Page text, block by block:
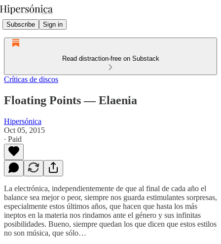
Subscribe Sign in
Read distraction-free on Substack
Críticas de discos
Floating Points — Elaenia
Hipersónica
Oct 05, 2015
∙ Paid
La electrónica, independientemente de que al final de cada año el
balance sea mejor o peor, siempre nos guarda estimulantes sorpresas,
especialmente estos últimos años, que hacen que hasta los más
ineptos en la materia nos rindamos ante el género y sus infinitas
posibilidades. Bueno, siempre quedan los que dicen que estos estilos
no son música, que sólo…